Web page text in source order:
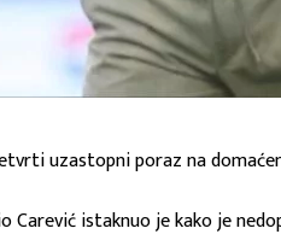
uzastopni poraz na
Carević istaknuo je kako je